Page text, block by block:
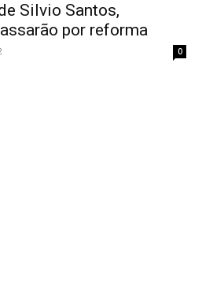
Silvio Santos,
por reforma
0